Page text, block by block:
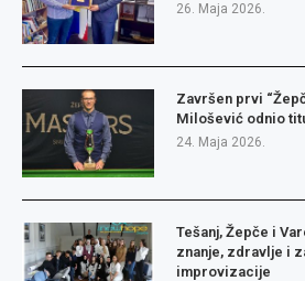
26. Maja 2026.
Završen prvi
Milošević odnio
24. Maja 2026.
Tešanj, Žepče i
znanje, zdravlje i
improvizacije